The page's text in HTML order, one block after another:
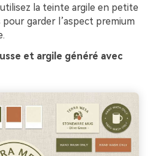
la teinte argile en petite
garder l’aspect premium
et argile généré avec